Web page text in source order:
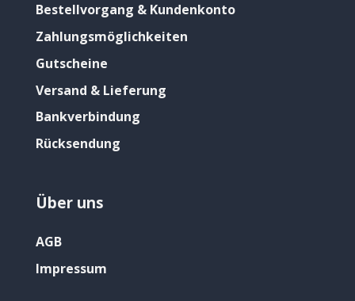
Bestellvorgang & Kundenkonto
Zahlungsmöglichkeiten
Gutscheine
Versand & Lieferung
Bankverbindung
Rücksendung
Über uns
AGB
Impressum